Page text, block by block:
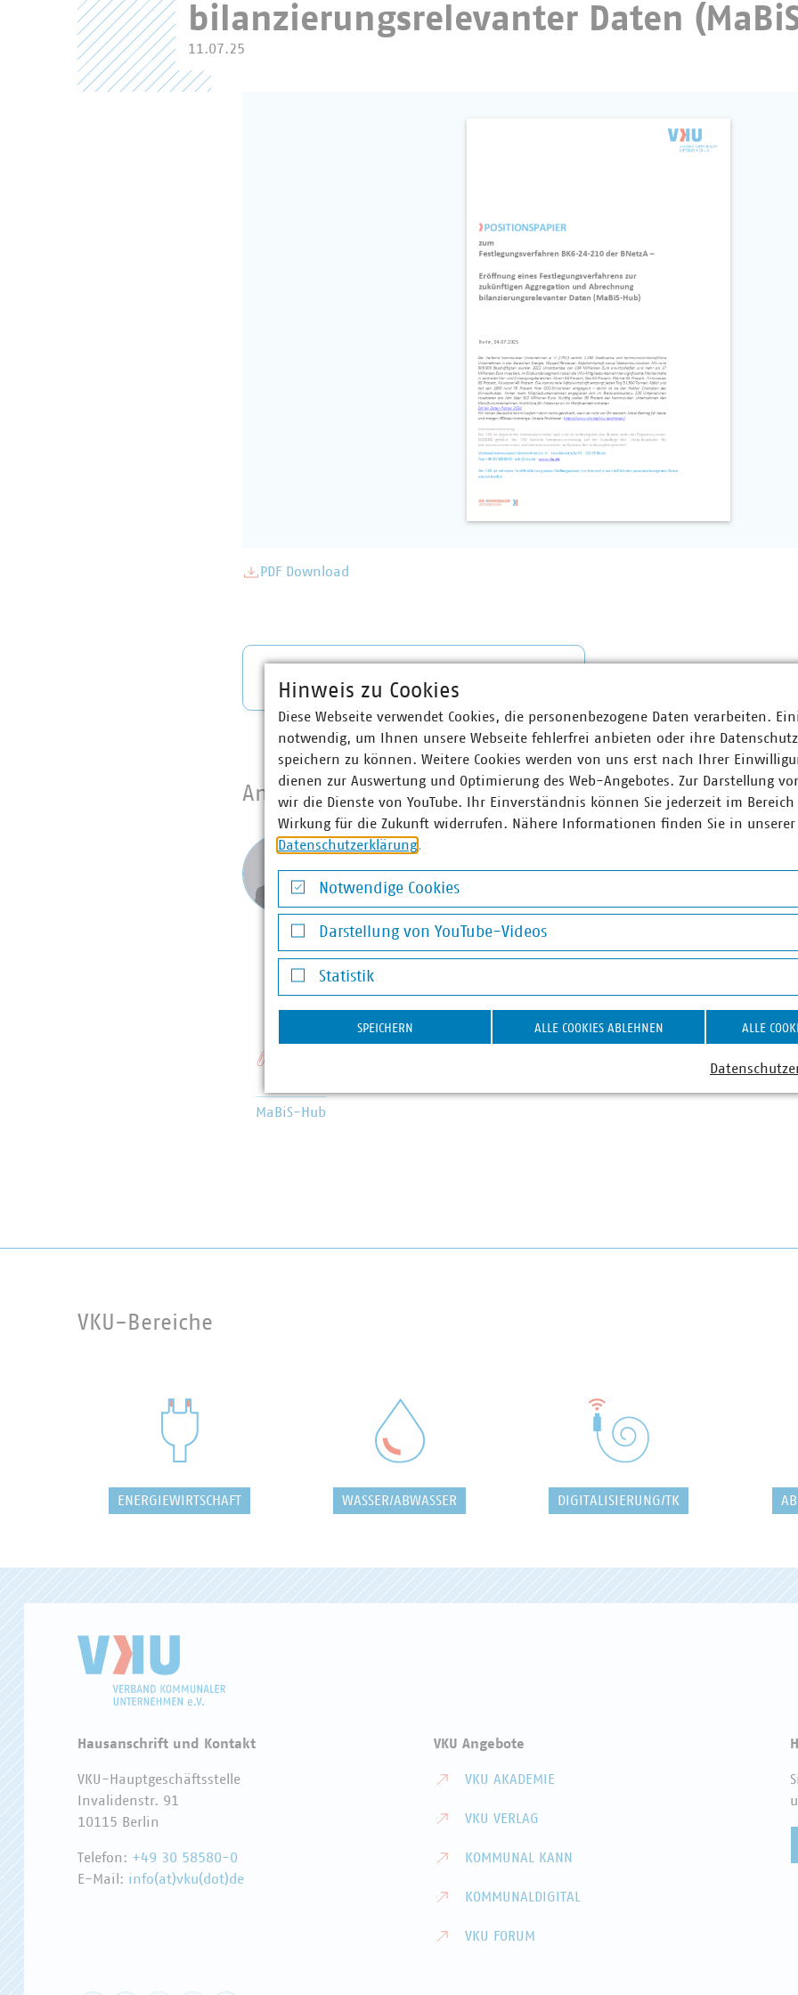
bilanzierungsrelevanter Daten
11.07.25
PDF Download
Ansprechpartner
Jeffrey Ludwig
Senior-Fachgebietsleiter
Messstellenbetrieb, Digitalisierung
der Verteilnetze und
Marktkommunikation
+49 157 85129206
j.ludwig(at)vku(dot)de
Stellv.
MaBiS-Hub
VKU-Bereiche
ENERGIEWIRTSCHAFT WASSER/ABWASSER DIGITALISIERUNG/TK
Hausanschrift und Kontakt
VKU-Hauptgeschäftsstelle
Invalidenstr. 91
10115 Berlin
Telefon: +49 30 58580-0
E-Mail: info(at)vku(dot)de
VKU Angebote
VKU AKADEMIE
VKU VERLAG
KOMMUNAL KANN
KOMMUNALDIGITAL
VKU FORUM
Hinweis zu Cookies
Diese Webseite verwendet Cookies, die personenbezogene Daten verarbeiten.
notwendig, um Ihnen unsere Webseite fehlerfrei anbieten oder ihre
speichern zu können. Weitere Cookies werden von uns erst nach Ihrer
dienen zur Auswertung und Optimierung des Web-Angebotes. Zur Darstellung
wir die Dienste von YouTube. Ihr Einverständnis können Sie jederzeit im
Wirkung für die Zukunft widerrufen. Nähere Informationen finden Sie in unserer
Datenschutzerklärung.
Notwendige Cookies
Notwendige Cookies
Darstellung von YouTube-Videos
Darstellung von YouTube-Videos
Statistik
Statistik
SPEICHERN ALLE COOKIES ABLEHNEN ALLE